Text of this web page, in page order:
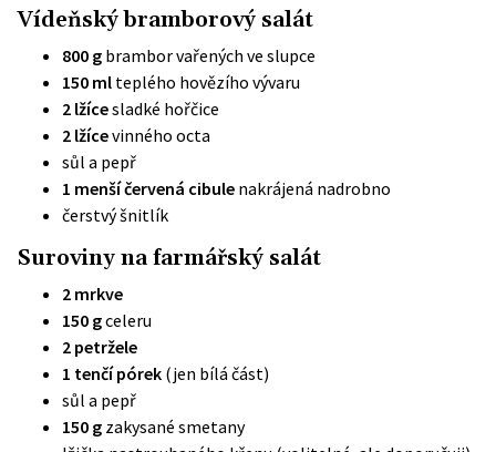
Vídeňský bramborový salát
800 g brambor vařených ve slupce
150 ml teplého hovězího vývaru
2 lžícesladké hořčice
2 lžícevinného octa
sůl a pepř
1 menší červená cibule nakrájená nadrobno
čerstvý šnitlík
Suroviny na farmářský salát
2 mrkve
150 gceleru
2 petržele
1 tenčí pórek (jen bílá část)
sůl a pepř
150 g zakysané smetany